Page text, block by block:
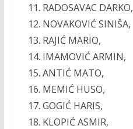
RADOSAVAC DARKO,
NOVAKOVIĆ SINIŠA,
RAJIĆ MARIO,
IMAMOVIĆ ARMIN,
ANTIĆ MATO,
MEMIĆ HUSO,
GOGIĆ HARIS,
KLOPIĆ ASMIR,